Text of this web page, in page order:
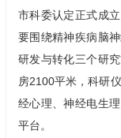
市科委认定正式成
要围绕精神疾病脑
研发与转化三个研
房2100平米，科研
经心理、神经电生
平台。